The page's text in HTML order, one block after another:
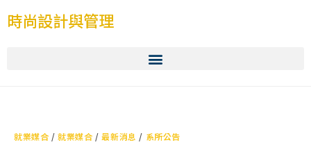
時尚設計與管理
就業媒合 /就業媒合 /最新消息 / 系所公告